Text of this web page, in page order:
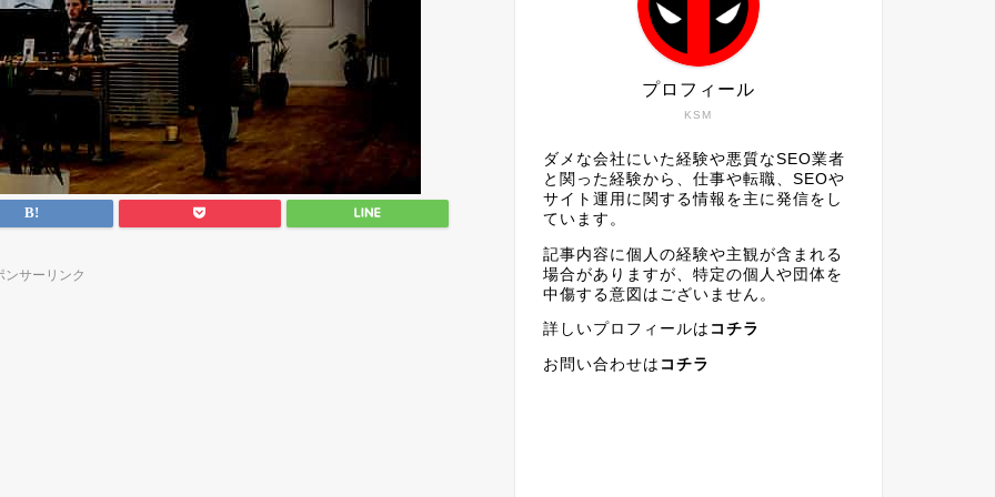
ンサーリンク
KSM
プロフィール
ダメな会社にいた経験や悪質なSEO業者
と関った経験から、仕事や転職、SEOや
サイト運用に関する情報を主に発信をし
ています。
記事内容に個人の経験や主観が含まれる
場合がありますが、特定の個人や団体を
中傷する意図はございません。
詳しいプロフィールは コチラ
お問い合わせは コチラ